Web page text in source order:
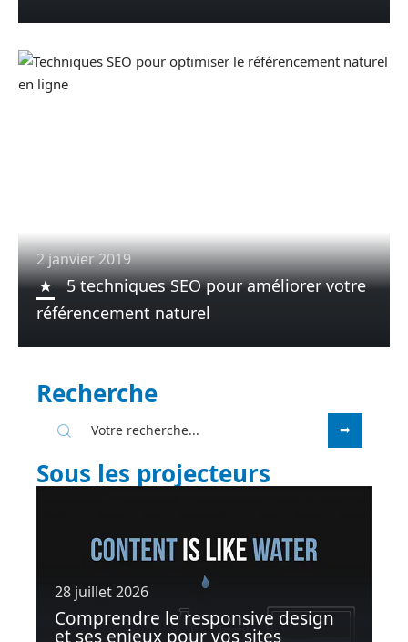
2 janvier 2019
5 techniques SEO pour améliorer votre
référencement naturel
Recherche
Sous les projecteurs
28 juillet 2026
Comprendre le responsive design
et ses enjeux pour vos sites